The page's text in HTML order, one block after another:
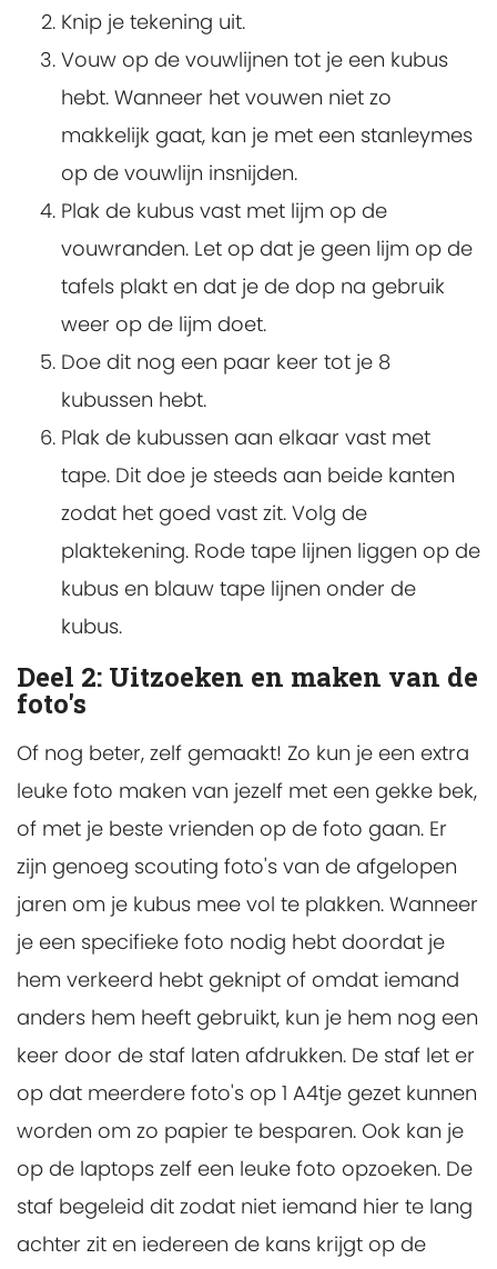
Knip je tekening uit.
Vouw op de vouwlijnen tot je een kubus
hebt. Wanneer het vouwen niet zo
makkelijk gaat, kan je met een stanleymes
op de vouwlijn insnijden.
Plak de kubus vast met lijm op de
vouwranden. Let op dat je geen lijm op de
tafels plakt en dat je de dop na gebruik
weer op de lijm doet.
Doe dit nog een paar keer tot je 8
kubussen hebt.
Plak de kubussen aan elkaar vast met
tape. Dit doe je steeds aan beide kanten
zodat het goed vast zit. Volg de
plaktekening. Rode tape lijnen liggen op de
kubus en blauw tape lijnen onder de
kubus.
Deel 2: Uitzoeken en maken van de
foto's
Of nog beter, zelf gemaakt! Zo kun je een extra
leuke foto maken van jezelf met een gekke bek,
of met je beste vrienden op de foto gaan. Er
zijn genoeg scouting foto's van de afgelopen
jaren om je kubus mee vol te plakken. Wanneer
je een specifieke foto nodig hebt doordat je
hem verkeerd hebt geknipt of omdat iemand
anders hem heeft gebruikt, kun je hem nog een
keer door de staf laten afdrukken. De staf let er
op dat meerdere foto's op 1 A4tje gezet kunnen
worden om zo papier te besparen. Ook kan je
op de laptops zelf een leuke foto opzoeken. De
staf begeleid dit zodat niet iemand hier te lang
achter zit en iedereen de kans krijgt op de